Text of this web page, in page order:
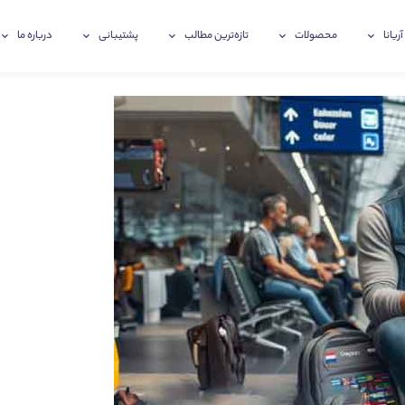
آریانا محصولات تازه‌ترین‌ مطالب پشتیبانی درباره ما